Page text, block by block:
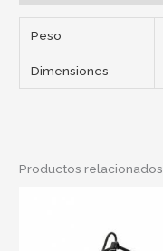
Peso
Dimensiones
Productos relacionados